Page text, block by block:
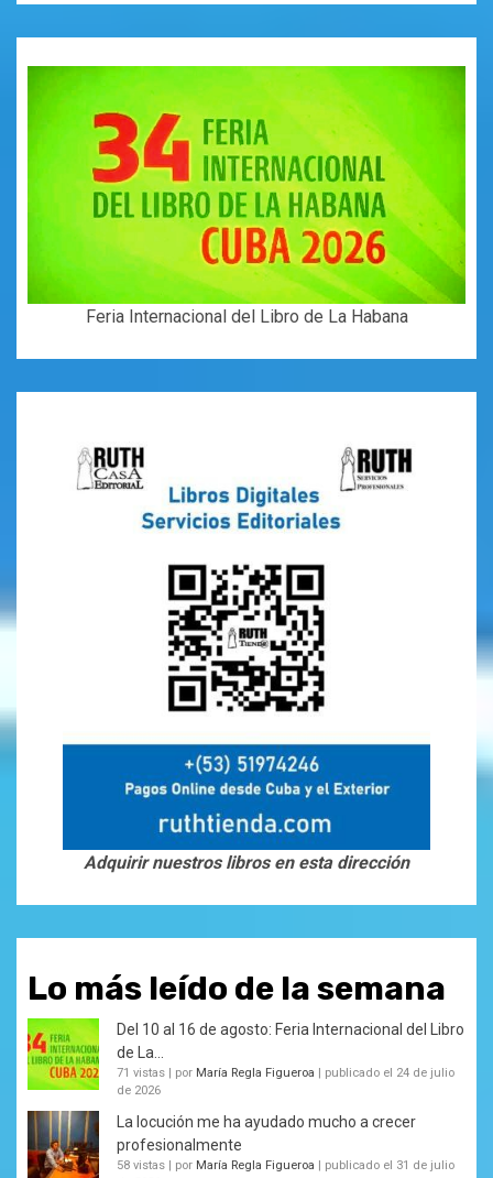
Feria Internacional del Libro de La Habana
Adquirir nuestros libros en esta dirección
Lo más leído de la semana
Del 10 al 16 de agosto: Feria Internacional del Libro
de La...
71 vistas | por María Regla Figueroa | publicado el 24 de julio
de 2026
La locución me ha ayudado mucho a crecer
profesionalmente
58 vistas | por María Regla Figueroa | publicado el 31 de julio